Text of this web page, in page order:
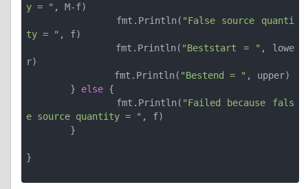
y = " , M-f)
		fmt.Println(
"False source quanti
ty = " , f)
		fmt.Println(
"Beststart = " , lowe
r)
		fmt.Println(
"Bestend = " , upper)
	}
else {
		fmt.Println(
"Failed because fals
e source quantity = " , f)
}